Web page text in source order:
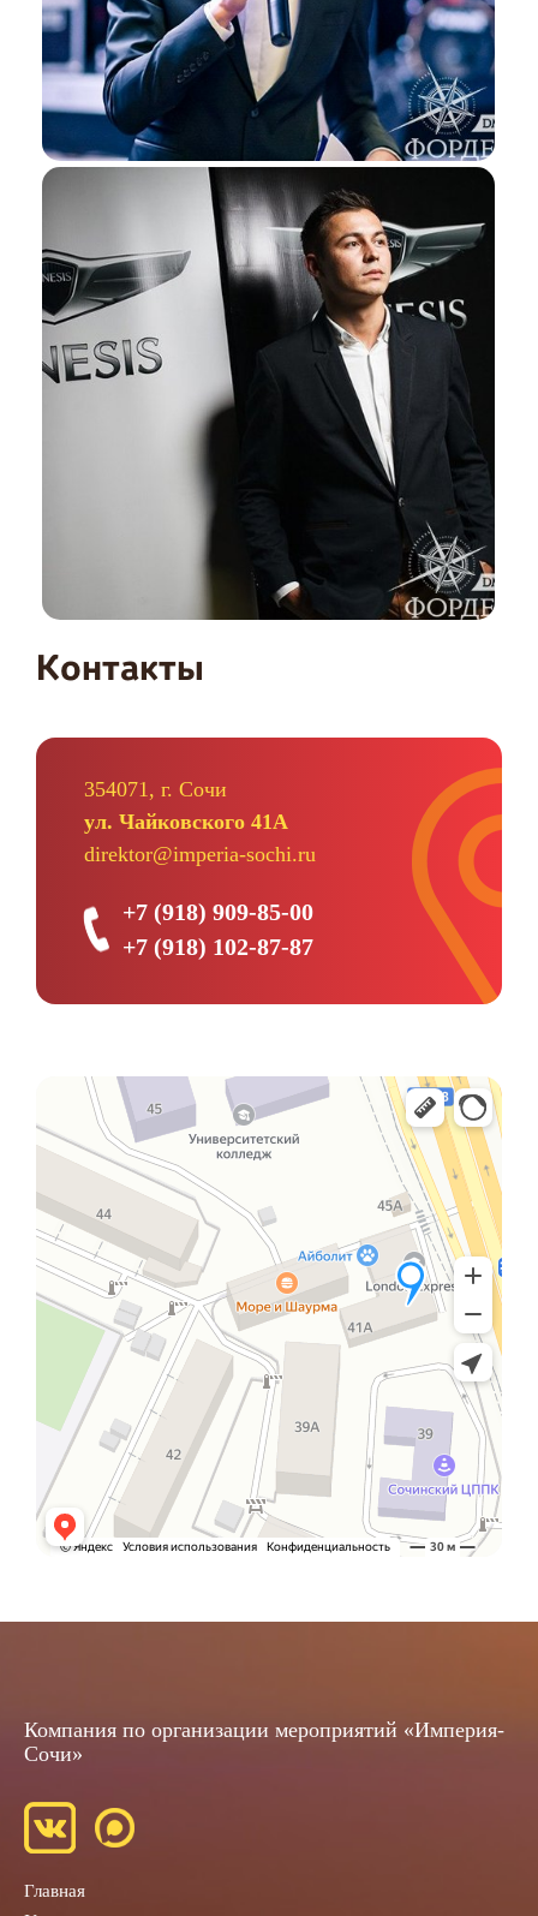
Контакты
354071, г. Сочи
ул. Чайковского 41А
direktor@imperia-sochi.ru
+7 (918) 909-85-00
+7 (918) 102-87-87
Компания по организации мероприятий «Империя-
Сочи»
Главная